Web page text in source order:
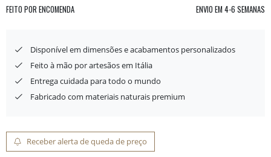
FEITO POR ENCOMENDA ENVIO EM 4-6 SEMANAS
Disponível em dimensões e acabamentos personalizados
Feito à mão por artesãos em Itália
Entrega cuidada para todo o mundo
Fabricado com materiais naturais premium
Receber alerta de queda de preço